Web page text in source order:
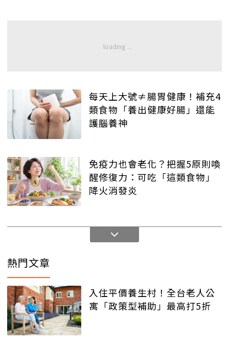
每天上大號≠腸胃健康！補充4
類食物「養出健康好腸」還能
護腦養神
免疫力也會老化？把握5原則喚
醒修復力：可吃「這類食物」
降火消發炎
熱門文章
入住平價養生村！全台老人公
寓「政策型補助」最高打5折